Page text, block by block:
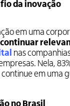
da inovação
em uma
continuar
nas
Nela,
em uma